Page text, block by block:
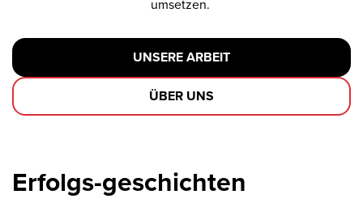
umsetzen.
UNSERE ARBEIT
ÜBER UNS
Erfolgs-geschichten